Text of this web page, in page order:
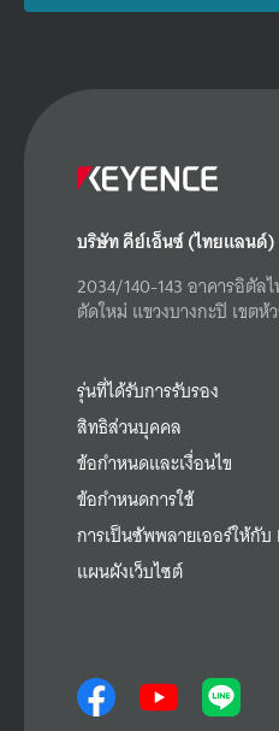
บริษัท คีย์เอ็นซ์ (ไทยแลนด์
2034/140-143 อาคารอิตัล
ตัดใหม่ แขวงบางกะปิ เขตห้
รุ่นที่ได้รับการรับรอง
สิทธิส่วนบุคคล
ข้อกำหนดและเงื่อนไข
ข้อกำหนดการใช้
การเป็นซัพพลายเออร์ให้กับ
แผนผังเว็บไซต์